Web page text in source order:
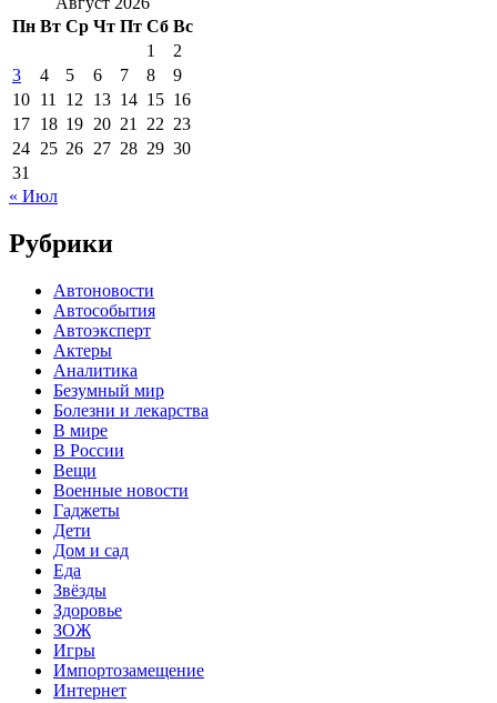
Пн Вт Ср Чт Пт Сб Вс
1
2
3
4 5 6 7 8
9
10 11 12 13 14 15 16
17 18 19 20 21 22 23
24 25 26 27 28 29 30
31
« Июл
Рубрики
Автоновости
Автособытия
Автоэксперт
Актеры
Аналитика
Безумный мир
Болезни и лекарства
В мире
В России
Вещи
Военные новости
Гаджеты
Дети
Дом и сад
Еда
Звёзды
Здоровье
ЗОЖ
Игры
Импортозамещение
Интернет